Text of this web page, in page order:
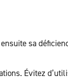
sa
Évitez